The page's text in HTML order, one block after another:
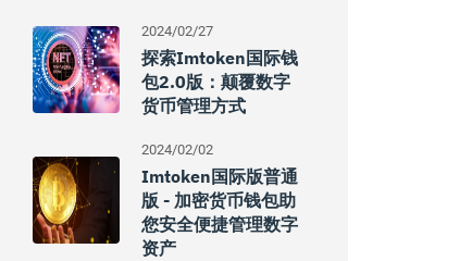
2024/02/27
探索imtoken国际钱
包2.0版：颠覆数字
货币管理方式
2024/02/02
Imtoken国际版普通
版 - 加密货币钱包助
您安全便捷管理数字
资产